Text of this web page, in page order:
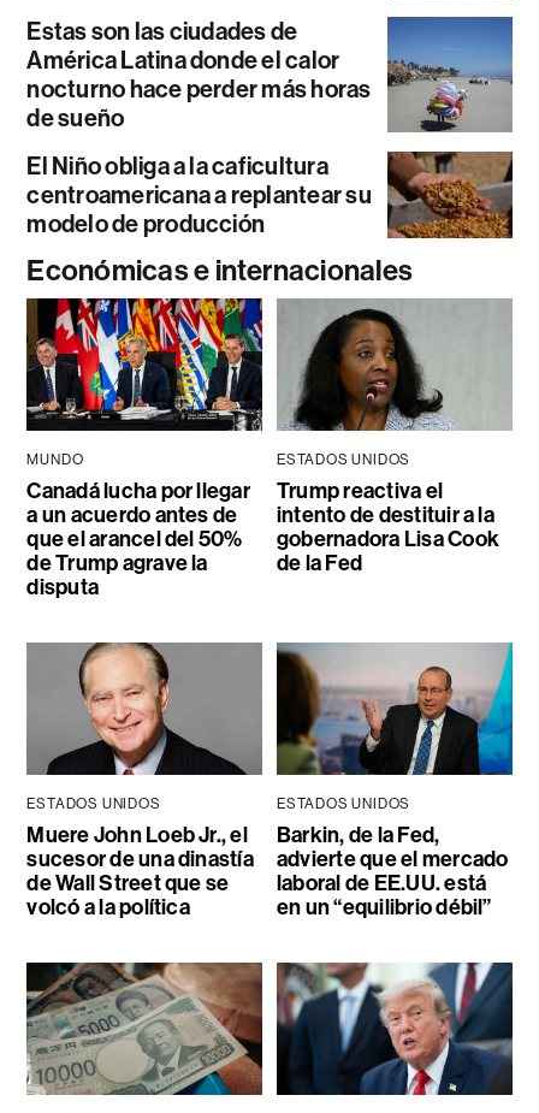
Estas son las ciudades de
América Latina donde el calor
nocturno hace perder más horas
de sueño
El Niño obliga a la caficultura
centroamericana a replantear su
modelo de producción
Económicas e internacionales
MUNDO
Canadá lucha por llegar
a un acuerdo antes de
que el arancel del 50%
de Trump agrave la
disputa
ESTADOS UNIDOS
Trump reactiva el
intento de destituir a la
gobernadora Lisa Cook
de la Fed
ESTADOS UNIDOS
Muere John Loeb Jr., el
sucesor de una dinastía
de Wall Street que se
volcó a la política
ESTADOS UNIDOS
Barkin, de la Fed,
advierte que el mercado
laboral de EE.UU. está
en un “equilibrio débil”